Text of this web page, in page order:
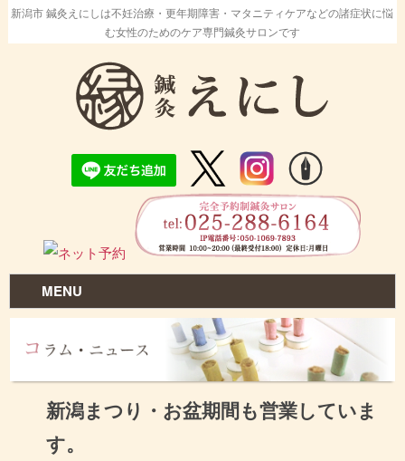
新潟市 鍼灸えにしは不妊治療・更年期障害・マタニティケアなどの諸症状に悩
む女性のためのケア専門鍼灸サロンです
MENU
新潟まつり・お盆期間も営業していま
す。